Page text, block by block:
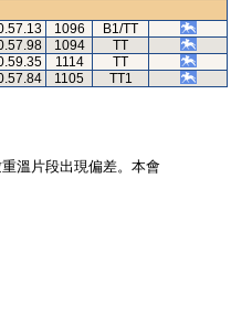
1096
B1/TT
1094
TT
1114
TT
1105 TT1
溫片段出現偏差。本會